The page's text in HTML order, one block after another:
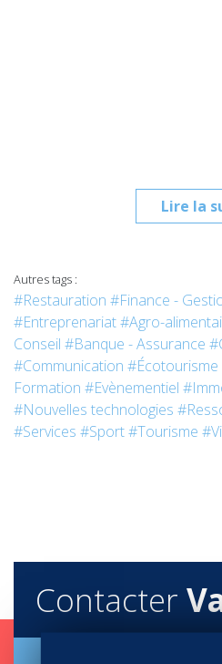
Lire la
Autres tags :
#Restauration #Finance -
#Entreprenariat#Agro-
Conseil #Banque - Assurance
#Communication #Écotourisme
Formation #Evènementiel
#Nouvelles technologies
#Services #Sport#Tourisme
Contacter